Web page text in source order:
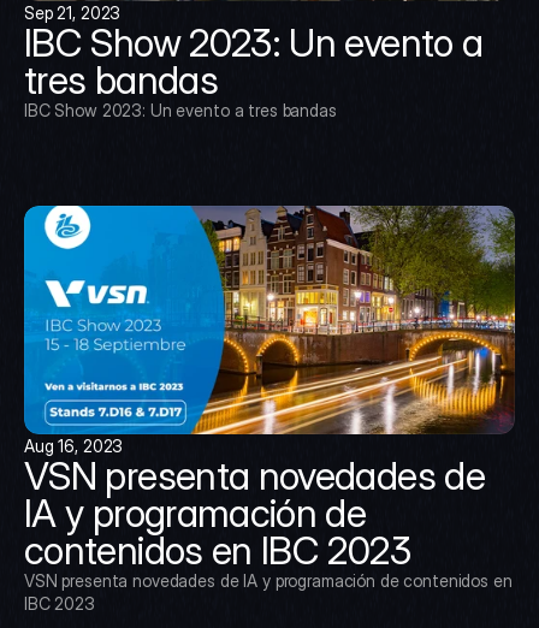
Sep 21, 2023
IBC Show 2023: Un evento a
tres bandas
IBC Show 2023: Un evento a tres bandas
Aug 16, 2023
VSN presenta novedades de
IA y programación de
contenidos en IBC 2023
VSN presenta novedades de IA y programación de contenidos en
IBC 2023